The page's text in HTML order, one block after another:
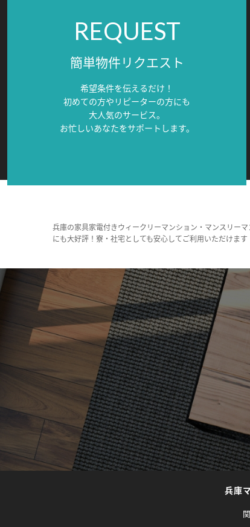
REQUEST
簡単物件リクエスト
希望条件を伝えるだけ！
初めての方やリピーターの方にも
大人気のサービス。
お忙しいあなたをサポートします。
兵庫の家具家電付きウィークリーマンション・マンスリー
にも大好評！寮・社宅としても安心してご利用いただけま
兵庫